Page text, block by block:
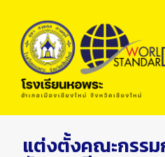
แต่งตั้งคณะกรรม